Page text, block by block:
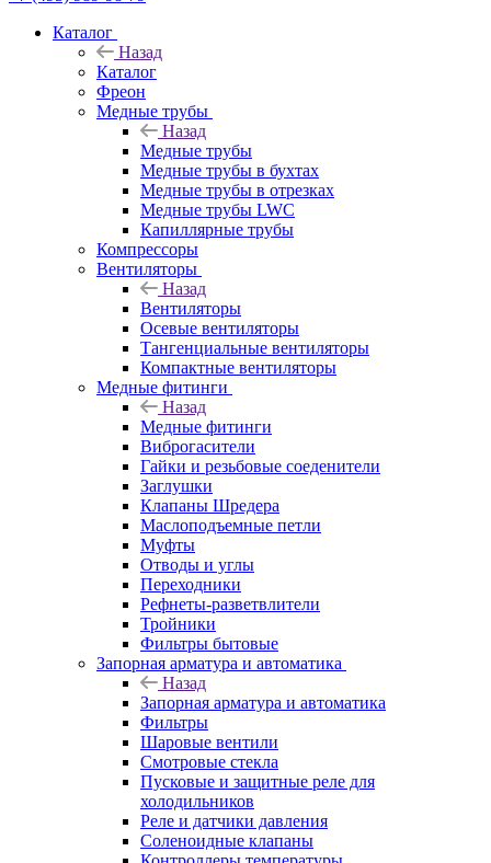
Каталог
Назад
Каталог
Фреон
Медные трубы
Назад
Медные трубы
Медные трубы в бухтах
Медные трубы в отрезках
Медные трубы LWC
Капиллярные трубы
Компрессоры
Вентиляторы
Назад
Вентиляторы
Осевые вентиляторы
Тангенциальные вентиляторы
Компактные вентиляторы
Медные фитинги
Назад
Медные фитинги
Виброгасители
Гайки и резьбовые соеденители
Заглушки
Клапаны Шредера
Маслоподъемные петли
Муфты
Отводы и углы
Переходники
Рефнеты-разветвлители
Тройники
Фильтры бытовые
Запорная арматура и автоматика
Назад
Запорная арматура и автоматика
Фильтры
Шаровые вентили
Смотровые стекла
Пусковые и защитные реле для
холодильников
Реле и датчики давления
Соленоидные клапаны